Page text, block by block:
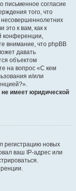
письменное согласие
того, что
к вам, как к
конференции,
внимание, что phpBB
давать
объектом
на вопрос «С кем
и/или
имеет юридической
регистрацию новых
ваш IP-адрес или